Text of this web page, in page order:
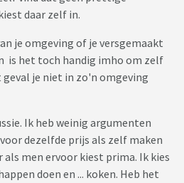
daar zelf in.
je omgeving of je versgemaakt
is het toch handig imho om zelf
je niet in zo'n omgeving
Ik heb weinig argumenten
dezelfde prijs als zelf maken
als men ervoor kiest prima. Ik kies
doen en ... koken. Heb het